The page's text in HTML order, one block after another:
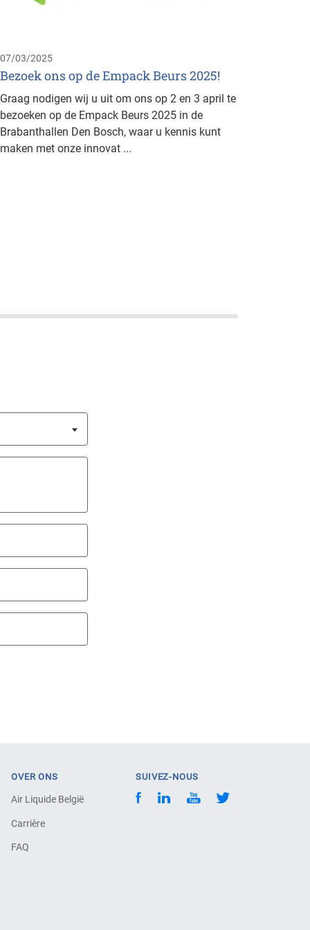
07/03/2025
Bezoek ons op de Empack Beurs 2025!
Graag nodigen wij u uit om ons op 2 en 3 april te
bezoeken op de Empack Beurs 2025 in de
Brabanthallen Den Bosch, waar u kennis kunt
maken met onze innovat ...
OVER ONS
Air Liquide België
Carrière
FAQ
SUIVEZ-NOUS